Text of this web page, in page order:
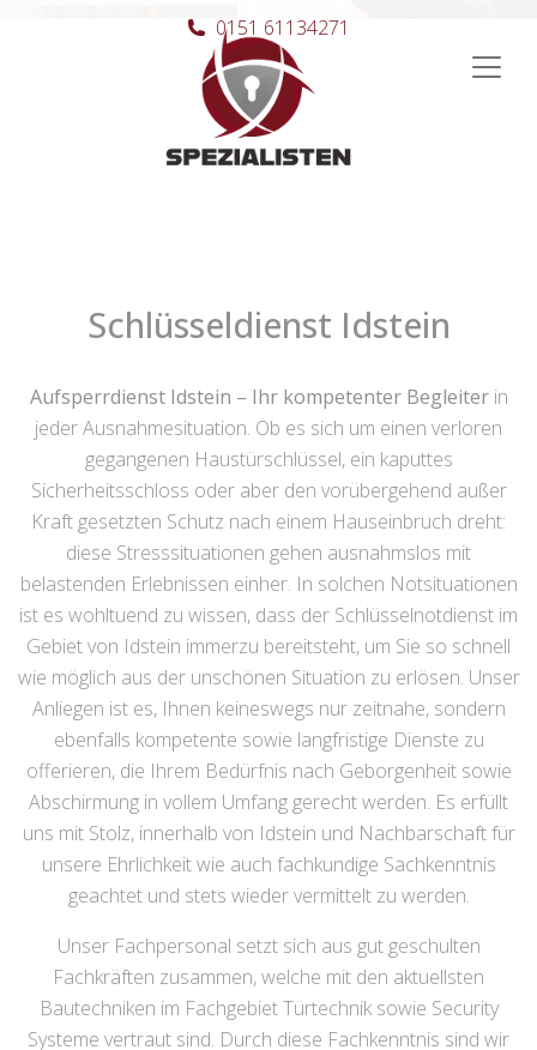
Hauptnavigation
0151 61134271
Schlüsseldienst Idstein
Aufsperrdienst Idstein – Ihr kompetenter Begleiterin
jeder Ausnahmesituation. Ob es sich um einen verloren
gegangenen Haustürschlüssel, ein kaputtes
Sicherheitsschloss oder aber den vorübergehend außer
Kraft gesetzten Schutz nach einem Hauseinbruch dreht:
diese Stresssituationen gehen ausnahmslos mit
belastenden Erlebnissen einher. In solchen Notsituationen
ist es wohltuend zu wissen, dass der Schlüsselnotdienst im
Gebiet von Idstein immerzu bereitsteht, um Sie so schnell
wie möglich aus der unschönen Situation zu erlösen. Unser
Anliegen ist es, Ihnen keineswegs nur zeitnahe, sondern
ebenfalls kompetente sowie langfristige Dienste zu
offerieren, die Ihrem Bedürfnis nach Geborgenheit sowie
Abschirmung in vollem Umfang gerecht werden. Es erfüllt
uns mit Stolz, innerhalb von Idstein und Nachbarschaft für
unsere Ehrlichkeit wie auch fachkundige Sachkenntnis
geachtet und stets wieder vermittelt zu werden.
Unser Fachpersonal setzt sich aus gut geschulten
Fachkräften zusammen, welche mit den aktuellsten
Bautechniken im Fachgebiet Türtechnik sowie Security
Systeme vertraut sind. Durch diese Fachkenntnis sind wir